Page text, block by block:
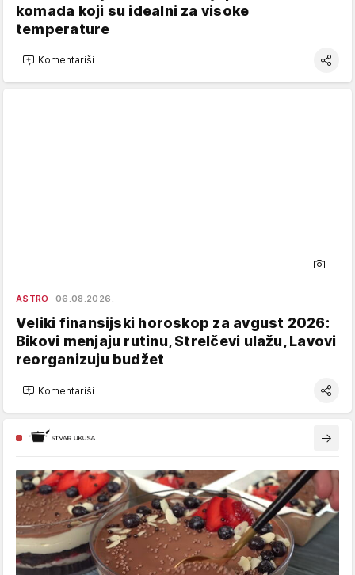
komada koji su idealni za visoke
temperature
Komentariši
ASTRO 06.08.2026.
Veliki finansijski horoskop za avgust 2026:
Bikovi menjaju rutinu, Strelčevi ulažu, Lavovi
reorganizuju budžet
Komentariši